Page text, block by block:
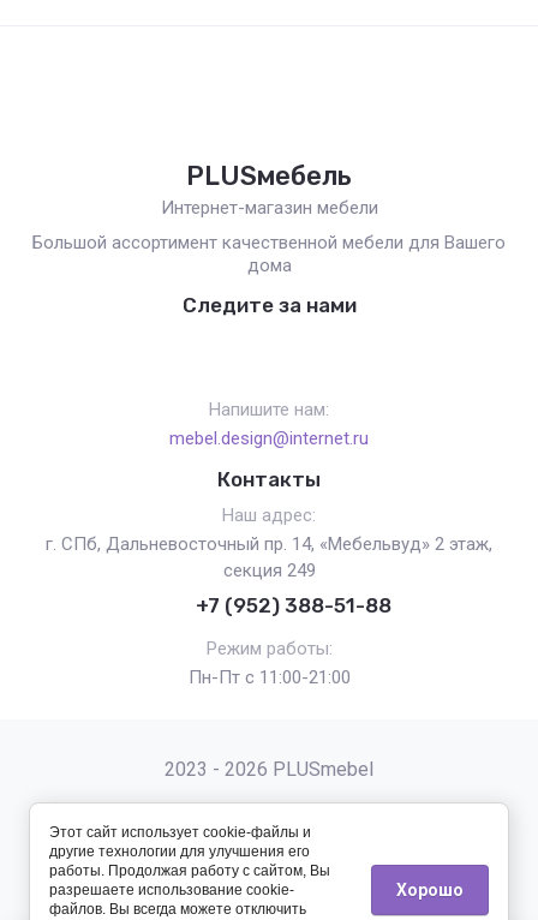
PLUSмебель
Интернет-магазин мебели
Большой ассортимент качественной мебели для Вашего
дома
Следите за нами
Напишите нам:
mebel.design@internet.ru
Контакты
Наш адрес:
г. СПб, Дальневосточный пр. 14, «Мебельвуд» 2 этаж,
секция 249
+7 (952) 388-51-88
Режим работы:
Пн-Пт с 11:00-21:00
2023 - 2026 PLUSmebel
Мегагрупп.ру
Этот сайт использует cookie-файлы и
другие технологии для улучшения его
работы. Продолжая работу с сайтом, Вы
разрешаете использование cookie-
файлов. Вы всегда можете отключить
Хорошо